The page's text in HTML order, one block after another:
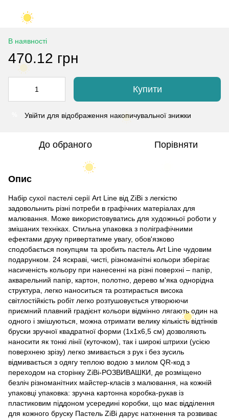
В наявності
470.12 грн
Купити
Увійти для відображення накопичувальної знижки
До обраного Порівняти
Опис
Набір сухої пастелі серії Art Line від ZiBi з легкістю
задовольнить різні потреби в графічних матеріалах для
малювання. Може використовуватись для художньої роботи у
змішаних техніках. Стильна упаковка з поліграфічними
ефектами друку привертатиме увагу, обов'язково
сподобається покупцям та зробить пастель Art Line чудовим
подарунком. 24 яскраві, чисті, різноманітні кольори зберігає
насиченість кольору при нанесенні на різні поверхні – папір,
акварельний папір, картон, полотно, дерево м'яка однорідна
структура, легко наноситься та розтирається висока
світлостійкість робіт легко розтушовується утворюючи
приємний плавний градієнт кольори відмінно лягають один на
одного і змішуються, можна отримати велику кількість відтінків
бруски зручної квадратної форми (1х1х6,5 см) дозволяють
наносити як тонкі лінії (куточком), так і широкі штрихи (усією
поверхнею зрізу) легко змивається з рук і без зусиль
відмивається з одягу теплою водою з милом QR-код з
переходом на сторінку ZiBi-РОЗВИВАШКИ, де розміщено
безліч різноманітних майстер-класів з малювання, на кожній
упаковці упаковка: зручна картонна коробка-рукав із
пластиковим піддоном усередині коробки, що має відділення
для кожного бруску Пастель ZiBi дарує натхнення та розвиває